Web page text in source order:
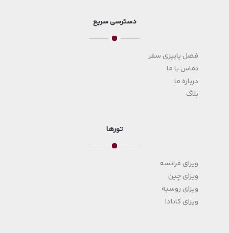
دسترسی سریع
فصل پاییزی سفر
تماس با ما
درباره ما
بلاگ
تورها
ویزای فرانسه
ویزای چین
ویزای روسیه
ویزای کانادا